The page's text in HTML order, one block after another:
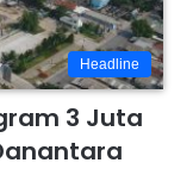
Headline
3 Juta